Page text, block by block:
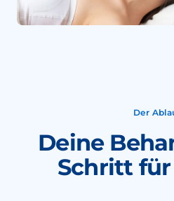
Der
Deine
Schritt